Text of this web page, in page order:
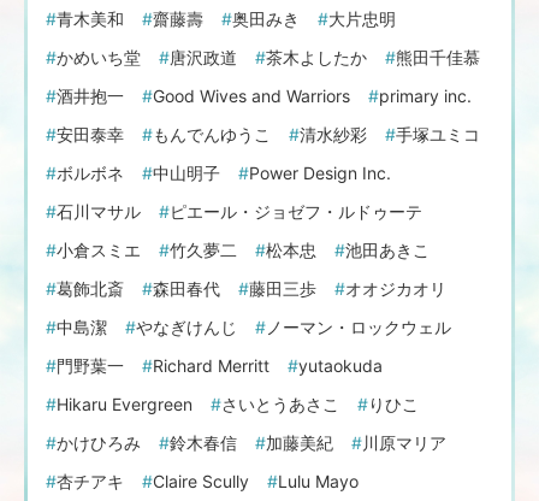
青木美和
齋藤壽 奥田みき
大片忠明
かめいち堂
唐沢政道 茶木よしたか
熊田千佳慕
酒井抱一
Good Wives and Warriors
primary inc.
安田泰幸
もんでんゆうこ 清水紗彩
手塚ユミコ
ボルボネ
中山明子
Power Design Inc.
石川マサル
ピエール・ジョゼフ・ルドゥーテ
小倉スミエ
竹久夢二 松本忠
池田あきこ
葛飾北斎
森田春代 藤田三歩
オオジカオリ
中島潔
やなぎけんじ
ノーマン・ロックウェル
門野葉一
Richard Merritt
yutaokuda
Hikaru Evergreen
さいとうあさこ
りひこ
かけひろみ
鈴木春信 加藤美紀
川原マリア
杏チアキ
Claire Scully
Lulu Mayo